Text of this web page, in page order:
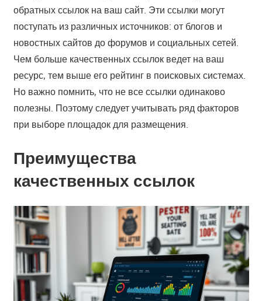
обратных ссылок на ваш сайт. Эти ссылки могут
поступать из различных источников: от блогов и
новостных сайтов до форумов и социальных сетей.
Чем больше качественных ссылок ведет на ваш
ресурс, тем выше его рейтинг в поисковых системах.
Но важно помнить, что не все ссылки одинаково
полезны. Поэтому следует учитывать ряд факторов
при выборе площадок для размещения.
Преимущества
качественных ссылок